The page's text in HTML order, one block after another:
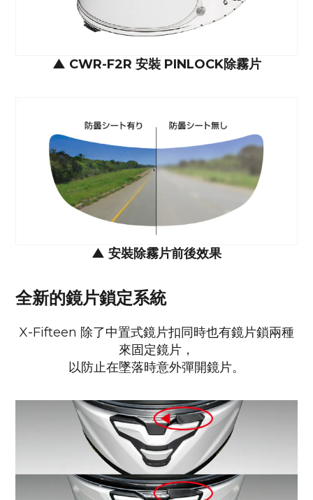
▲ CWR-F2R 安裝 PINLOCK除霧片
▲ 安裝除霧片前後效果
全新的鏡片鎖定系統
X-Fifteen 除了中置式鏡片扣同時也有鏡片鎖兩種
來固定鏡片，
以防止在墜落時意外彈開鏡片。